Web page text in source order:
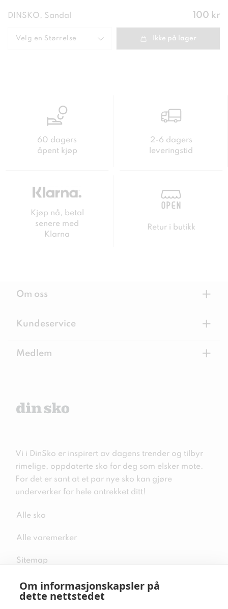
Om informasjonskapsler på
dette nettstedet
DINSKO, Sandal Pris:
100 kr
Velg en Størrelse Ikke på lager
60 dagers
åpent kjøp
2-6 dagers
leveringstid
Kjøp nå, betal
senere med
Klarna
Retur i butikk
Om oss +
Kundeservice +
Medlem +
Vi i DinSko er inspirert av dagens trender og tilbyr
rimelige, oppdaterte sko for deg som elsker mote.
For det er sant at et par nye sko kan gjøre
underverker for hele antrekket ditt!
Alle sko
Alle varemerker
Sitemap